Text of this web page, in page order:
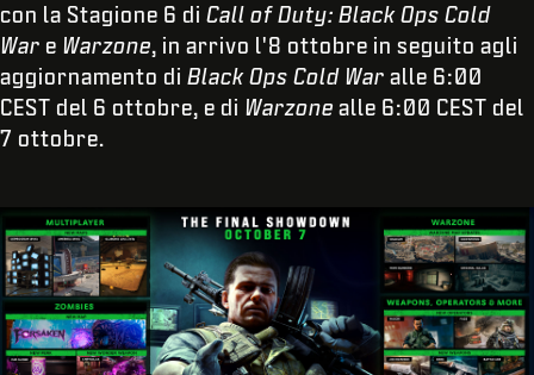
con la Stagione 6 di Call of Duty: Black Ops Cold
War e Warzone, in arrivo l'8 ottobre in seguito agli
aggiornamento di Black Ops Cold War alle 6:00
CEST del 6 ottobre, e di Warzone alle 6:00 CEST del
7 ottobre.